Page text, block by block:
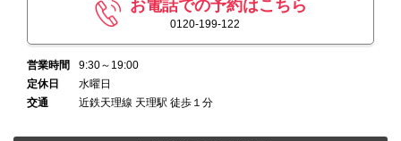
お電話での予約はこちら
0120-199-122
営業時間
9:30～19:00
定休日
水曜日
交通
近鉄天理線 天理駅 徒歩１分